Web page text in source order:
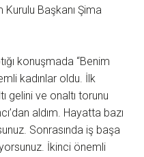
Başkanı Şima
konuşmada “Benim
kadınlar oldu. İlk
gelini ve onaltı torunu
aldım. Hayatta bazı
Sonrasında iş başa
İkinci önemli